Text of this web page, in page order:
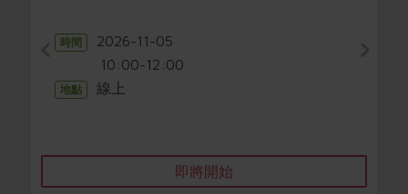
時間 2026-11-05
10:00-12:00
地點 線上
即將開始